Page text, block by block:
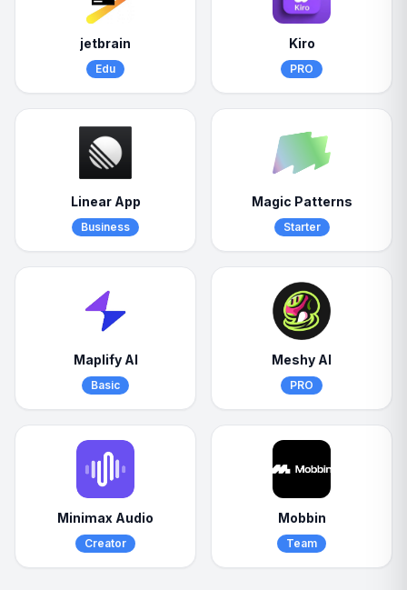
jetbrain
Edu
Kiro
PRO
Linear App
Business
Magic Patterns
Starter
Maplify AI
Basic
Meshy AI
PRO
Minimax Audio
Creator
Mobbin
Team